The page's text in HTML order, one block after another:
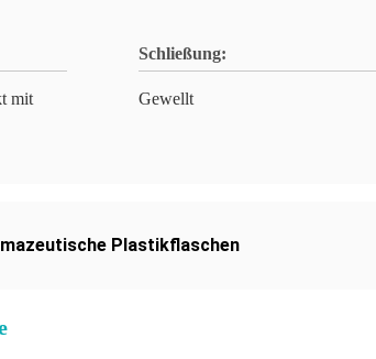
mit
Schließung:
Gewellt
Plastikflaschen